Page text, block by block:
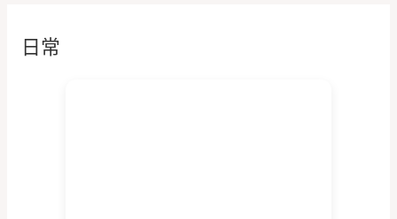
日常